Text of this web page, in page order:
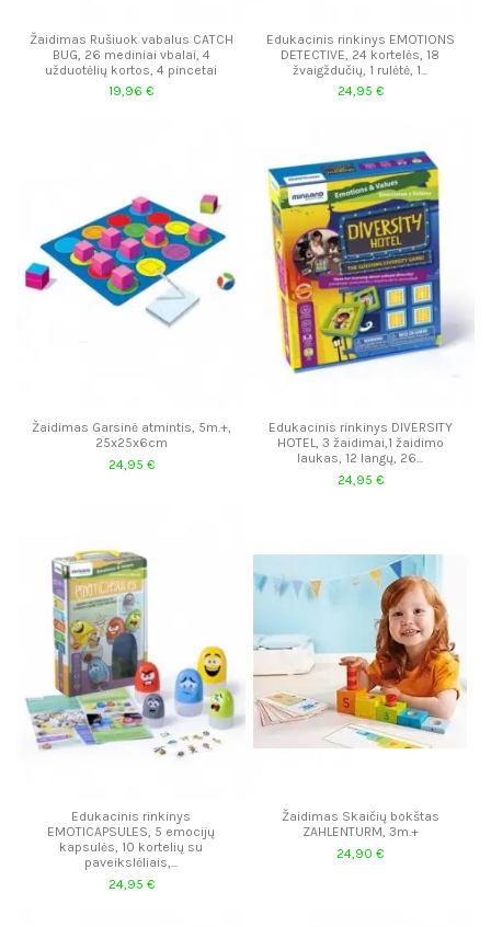
Žaidimas Rušiuok vabalus CATCH
BUG, 26 mediniai vbalai, 4
užduotėlių kortos, 4 pincetai
19,96 €
Edukacinis rinkinys EMOTIONS
DETECTIVE, 24 kortelės, 18
žvaigždučių, 1 rulėtė, 1...
24,95 €
Žaidimas Garsinė atmintis, 5m.+,
25x25x6cm
24,95 €
Edukacinis rinkinys DIVERSITY
HOTEL, 3 žaidimai,1 žaidimo
laukas, 12 langų, 26...
24,95 €
Edukacinis rinkinys
EMOTICAPSULES, 5 emocijų
kapsulės, 10 kortelių su
paveikslėliais,...
24,95 €
Žaidimas Skaičių bokštas
ZAHLENTURM, 3m.+
24,90 €